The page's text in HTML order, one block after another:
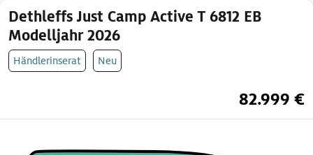
Dethleffs Just Camp Active T 6812 EB
Modelljahr 2026
Händlerinserat Neu
82.999 €